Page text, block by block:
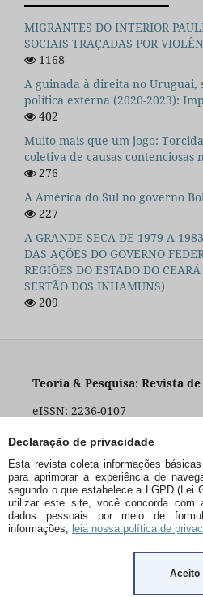
Declaração de privacidade
Esta revista coleta informações
para aprimorar a experiência de
segundo o que estabelece a LGPD (Lei
utilizar este site, você concorda com
dados pessoais por meio de
informações, leia nossa política de
Aceito
MIGRANTES DO INTERIOR
SOCIAIS TRAÇADAS POR
1168
A guinada à direita no Uruguai,
política externa (2020-2023):
402
Muito mais que um jogo:
coletiva de causas contenciosas
276
A América do Sul no governo
227
A GRANDE SECA DE 1979 A
DAS AÇÕES DO GOVERNO
REGIÕES DO ESTADO DO
SERTÃO DOS INHAMUNS)
209
Teoria & Pesquisa: Revista
eISSN: 2236-0107
DOI: 10.31068 (até 21/11/2023)
10.14244 (a partir de 22/11/
PPGPol– Programa de Pós-
Política / UFSCar